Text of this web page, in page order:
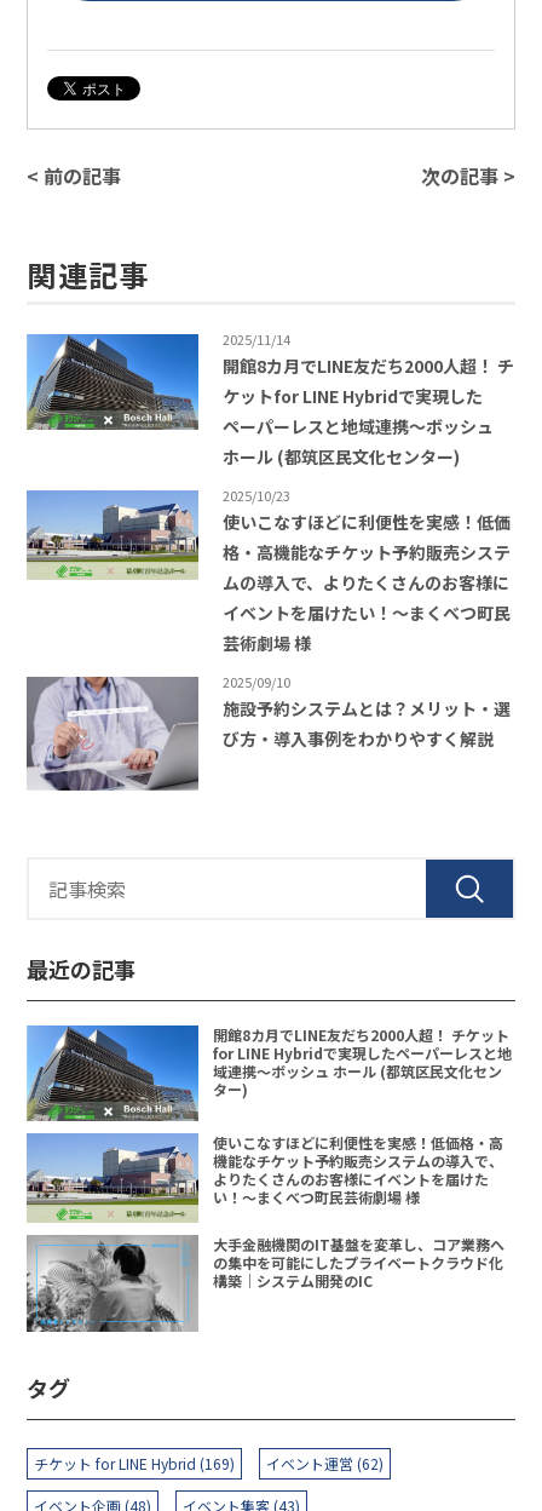
< 前の記事 次の記事 >
関連記事
2025/11/14
開館8カ月でLINE友だち2000人超！ チ
ケットfor LINE Hybridで実現した
ペーパーレスと地域連携〜ボッシュ
ホール (都筑区民文化センター)
2025/10/23
使いこなすほどに利便性を実感！低価
格・高機能なチケット予約販売システ
ムの導入で、よりたくさんのお客様に
イベントを届けたい！〜まくべつ町民
芸術劇場 様
2025/09/10
施設予約システムとは？メリット・選
び方・導入事例をわかりやすく解説
最近の記事
開館8カ月でLINE友だち2000人超！ チケット
for LINE Hybridで実現したペーパーレスと地
域連携〜ボッシュ ホール (都筑区民文化セン
ター)
使いこなすほどに利便性を実感！低価格・高
機能なチケット予約販売システムの導入で、
よりたくさんのお客様にイベントを届けた
い！〜まくべつ町民芸術劇場 様
大手金融機関のIT基盤を変革し、コア業務へ
の集中を可能にしたプライベートクラウド化
構築｜システム開発のIC
タグ
チケット for LINE Hybrid (169) イベント運営 (62)
イベント企画 (48) イベント集客 (43)